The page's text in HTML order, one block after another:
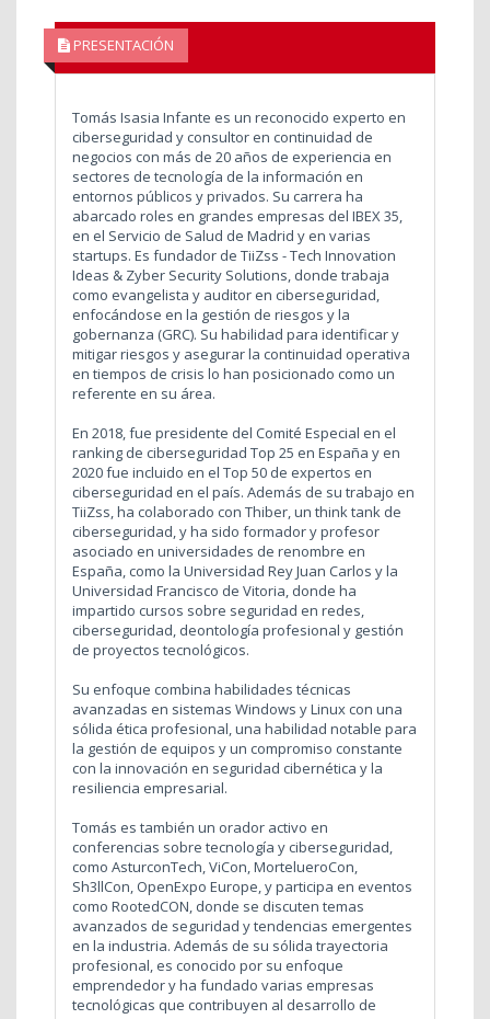
PRESENTACIÓN
Tomás Isasia Infante es un reconocido experto en
ciberseguridad y consultor en continuidad de
negocios con más de 20 años de experiencia en
sectores de tecnología de la información en
entornos públicos y privados. Su carrera ha
abarcado roles en grandes empresas del IBEX 35,
en el Servicio de Salud de Madrid y en varias
startups. Es fundador de TiiZss - Tech Innovation
Ideas & Zyber Security Solutions, donde trabaja
como evangelista y auditor en ciberseguridad,
enfocándose en la gestión de riesgos y la
gobernanza (GRC). Su habilidad para identificar y
mitigar riesgos y asegurar la continuidad operativa
en tiempos de crisis lo han posicionado como un
referente en su área.
En 2018, fue presidente del Comité Especial en el
ranking de ciberseguridad Top 25 en España y en
2020 fue incluido en el Top 50 de expertos en
ciberseguridad en el país. Además de su trabajo en
TiiZss, ha colaborado con Thiber, un think tank de
ciberseguridad, y ha sido formador y profesor
asociado en universidades de renombre en
España, como la Universidad Rey Juan Carlos y la
Universidad Francisco de Vitoria, donde ha
impartido cursos sobre seguridad en redes,
ciberseguridad, deontología profesional y gestión
de proyectos tecnológicos.
Su enfoque combina habilidades técnicas
avanzadas en sistemas Windows y Linux con una
sólida ética profesional, una habilidad notable para
la gestión de equipos y un compromiso constante
con la innovación en seguridad cibernética y la
resiliencia empresarial.
Tomás es también un orador activo en
conferencias sobre tecnología y ciberseguridad,
como AsturconTech, ViCon, MortelueroCon,
Sh3llCon, OpenExpo Europe, y participa en eventos
como RootedCON, donde se discuten temas
avanzados de seguridad y tendencias emergentes
en la industria. Además de su sólida trayectoria
profesional, es conocido por su enfoque
emprendedor y ha fundado varias empresas
tecnológicas que contribuyen al desarrollo de